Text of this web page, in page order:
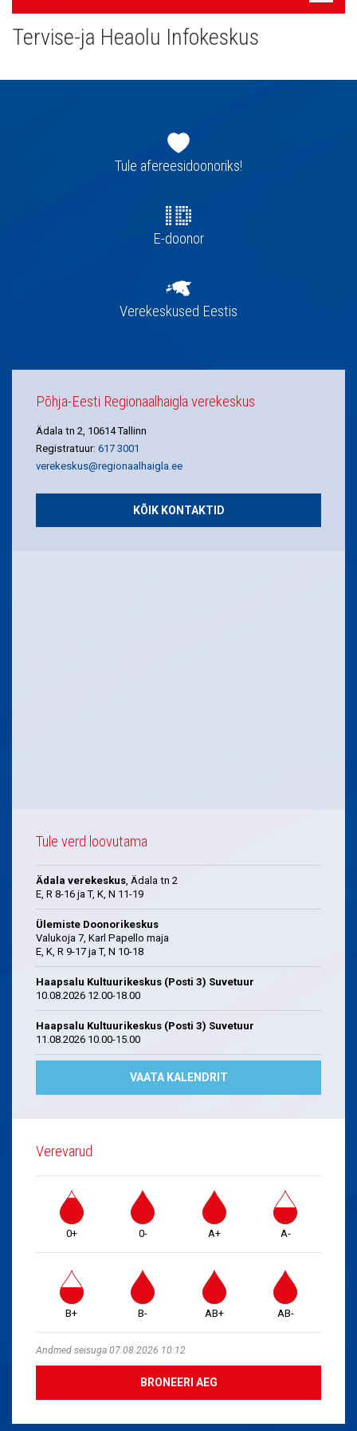
navigatsioon
Tervise-ja Heaolu Infokeskus
navigatsioonTule afereesidoonoriks!
E-doonor
Verekeskused Eestis
Põhja-Eesti Regionaalhaigla verekeskus
Ädala tn 2, 10614 Tallinn
Registratuur: 617 3001
verekeskus@regionaalhaigla.ee
KÕIK KONTAKTID
Tule verd loovutama
Ädala verekeskus, Ädala tn 2
E, R 8-16 ja T, K, N 11-19
Ülemiste Doonorikeskus
Valukoja 7, Karl Papello maja
E, K, R 9-17 ja T, N 10-18
Haapsalu Kultuurikeskus (Posti 3) Suvetuur
10.08.2026 12.00-18.00
Haapsalu Kultuurikeskus (Posti 3) Suvetuur
11.08.2026 10.00-15.00
VAATA KALENDRIT
Verevarud
0+ 0- A+ A-
B+ B- AB+ AB-
Andmed seisuga 07.08.2026 10:12
BRONEERI AEG